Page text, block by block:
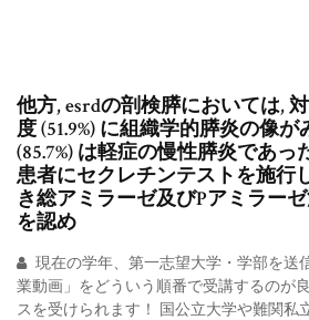
他方, esrdの剖検膵においては,
度 (51.9%) に組織学的膵炎の像
(85.7%) は軽症の慢性膵炎であっ
患者にセクレチンテストを施行
き総アミラーゼ及びPアミラー
を認め
現在の学年、第一志望大学・学部を送
業動画」をどういう順番で受講するのが
スを受けられます！ 国公立大学や難関私